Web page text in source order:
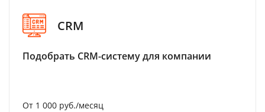
CRM
Подобрать CRM-систему для компании
От 1 000 руб./месяц